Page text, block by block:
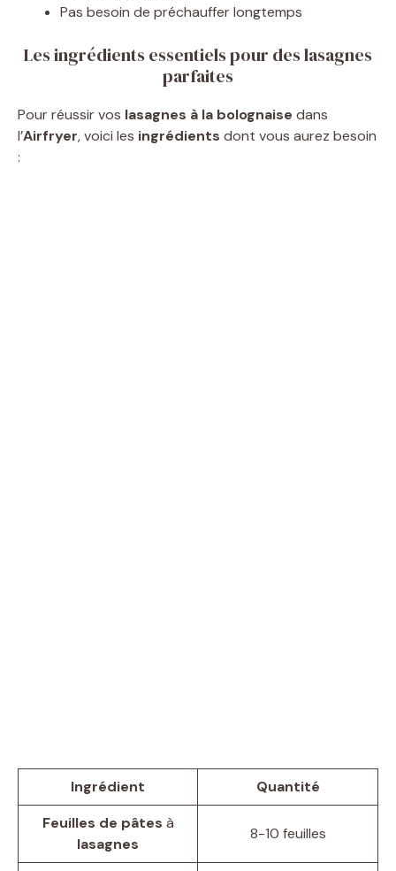
Pas besoin de préchauffer longtemps
Les ingrédients essentiels pour des lasagnes
parfaites
Pour réussir vos lasagnes à la bolognaise dans
l’Airfryer, voici les ingrédients dont vous aurez besoin
:
Ingrédient
Quantité
Feuilles de pâtes à
lasagnes
8-10 feuilles